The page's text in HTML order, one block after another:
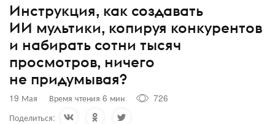
Инструкция, как создавать
ИИ мультики, копируя конкурентов
и набирать сотни тысяч
просмотров, ничего
не придумывая?
19 Мая Время чтения 6 мин
726
Поделиться: